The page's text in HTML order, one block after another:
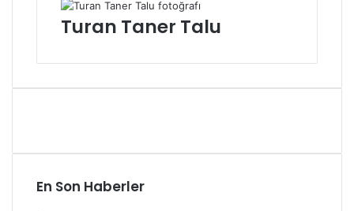
Turan Taner Talu
En Son Haberler